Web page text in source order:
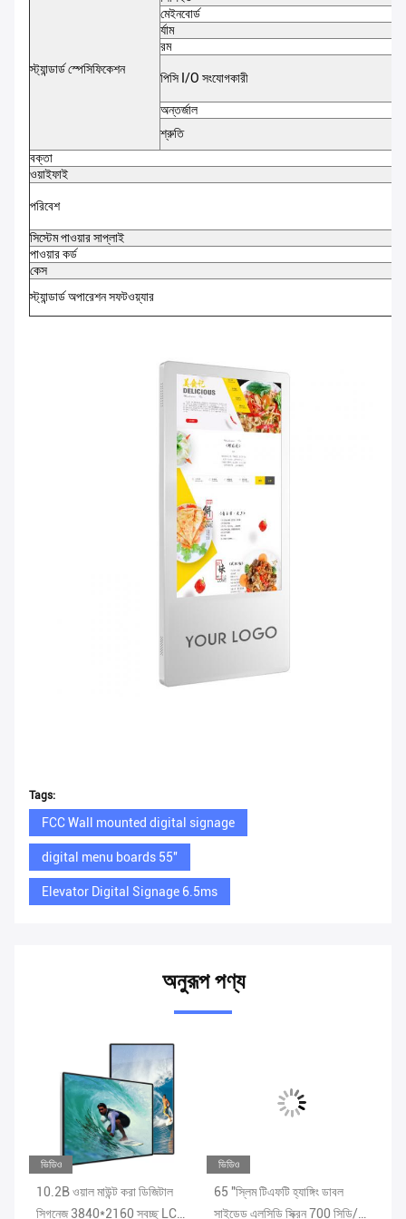
স্ট্যান্ডার্ড স্পেসিফিকেশন
মেইনবোর্ড
র্যাম
রম
পিসি I/O সংযোগকারী
অন্তর্জাল
শ্রুতি
বক্তা
ওয়াইফাই
পরিবেশ
সিস্টেম পাওয়ার সাপ্লাই
পাওয়ার কর্ড
কেস
স্ট্যান্ডার্ড অপারেশন সফটওয়্যার
Tags:
FCC Wall mounted digital signage
digital menu boards 55''
Elevator Digital Signage 6.5ms
অনুরূপ পণ্য
ভিডিও
10.2B ওয়াল মাউন্ট করা ডিজিটাল
সিগনেজ 3840*2160 স্বচ্ছ LCD
ভিডিও
65 "স্লিম টিএফটি হ্যাঙ্গিং ডাবল
সাইডেড এলসিডি স্ক্রিন 700 সিডি/